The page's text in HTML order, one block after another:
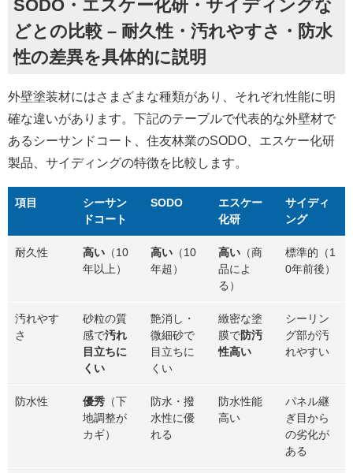
SODO・エスケー化研・サイディングな
どとの比較 – 耐久性・汚れやすさ・防水
性の差異を具体的に説明
外壁塗装材にはさまざまな種類があり、それぞれ性能に明
確な違いがあります。下記のテーブルで代表的な外壁材で
あるシーサンドコート、住友林業のSODO、エスケー化研
製品、サイディングの特徴を比較します。
項目
シーサン
ドコート
SODO
エスケー
化研
サイディ
ング
耐久性 高い（10
年以上）
高い（10
年超）
高い（商
品によ
る）
標準的（1
0年前後）
汚れやす
さ
砂粒の質
感で汚れ
目立ちに
くい
艶消し・
微細砂で
目立ちに
くい
緻密な塗
膜で防汚
性高い
シーリン
グ部が汚
れやすい
防水性 優秀（下
地調整が
カギ）
防水・撥
水性に優
れる
防水性能
高い
パネル継
ぎ目から
の劣化が
ある